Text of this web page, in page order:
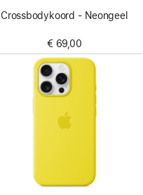
Crossbodykoord - Neongeel
€ 69,00